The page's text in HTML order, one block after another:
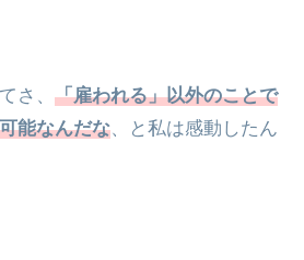
さ、 「雇われる」以外のことで
能なんだな、と私は感動したん